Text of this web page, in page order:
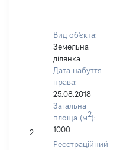
2
Вид об'єкта:
Земельна
ділянка
Дата набуття
права:
25.08.2018
Загальна
площа (м2):
1000
Реєстраційний